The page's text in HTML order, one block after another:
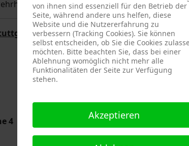
angetreten werden.
4
von ihnen sind essenziell für den Betrieb der
Seite, während andere uns helfen, diese
Website und die Nutzererfahrung zu
verbessern (Tracking Cookies). Sie können
selbst entscheiden, ob Sie die Cookies
möchten. Bitte beachten Sie, dass bei einer
Ablehnung womöglich nicht mehr alle
Funktionalitäten der Seite zur Verfügung
stehen.
Akzeptieren